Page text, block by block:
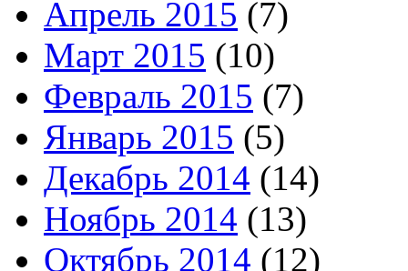
Апрель 2015 (7)
Март 2015 (10)
Февраль 2015 (7)
Январь 2015 (5)
Декабрь 2014 (14)
Ноябрь 2014 (13)
Октябрь 2014 (12)